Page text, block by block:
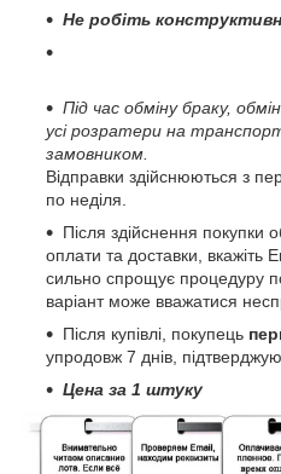
Не робіть
Під час обміну браку,
усі розратери на
замовником.
Відправки здійснюються з
по неділя.
Після здійснення покупки
оплати та доставки, вкажіть
сильно спрощує процедуру
варіант може вважатися
Після купівлі, покупець
упродовж 7 днів,
Цена за 1 штуку